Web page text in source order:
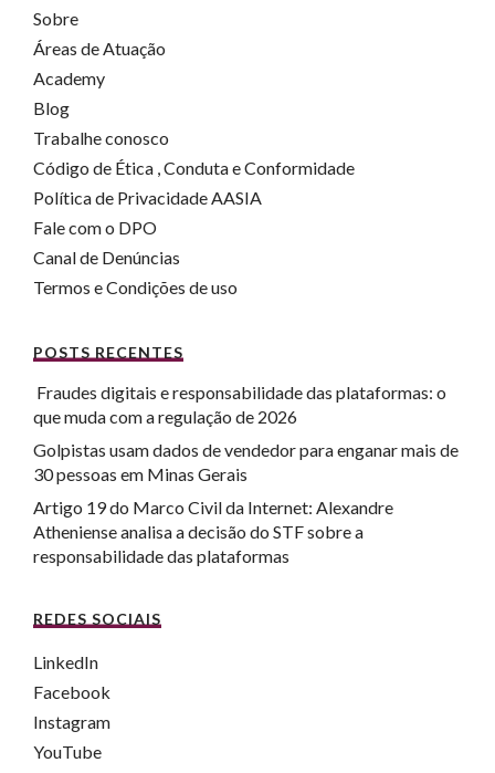
Sobre
Áreas de Atuação
Academy
Blog
Trabalhe conosco
Código de Ética , Conduta e Conformidade
Política de Privacidade AASIA
Fale com o DPO
Canal de Denúncias
Termos e Condições de uso
POSTS RECENTES
Fraudes digitais e responsabilidade das plataformas: o
que muda com a regulação de 2026
Golpistas usam dados de vendedor para enganar mais de
30 pessoas em Minas Gerais
Artigo 19 do Marco Civil da Internet: Alexandre
Atheniense analisa a decisão do STF sobre a
responsabilidade das plataformas
REDES SOCIAIS
LinkedIn
Facebook
Instagram
YouTube